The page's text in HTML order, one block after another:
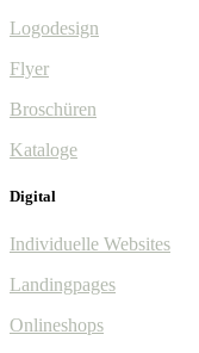
Logodesign
Flyer
Broschüren
Kataloge
Digital
Individuelle Websites
Landingpages
Onlineshops